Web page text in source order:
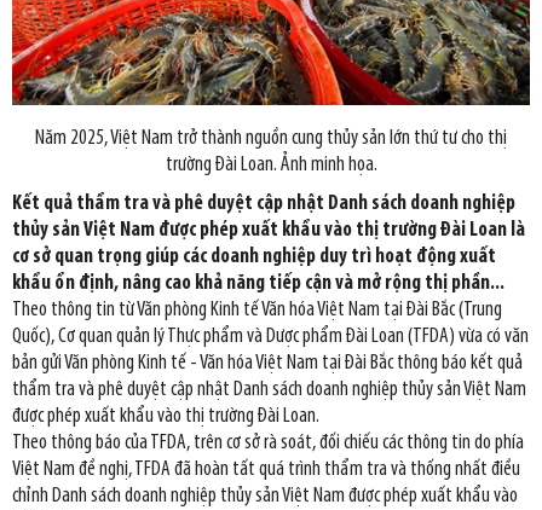
Năm 2025, Việt Nam trở thành nguồn cung thủy sản lớn thứ tư cho thị
trường Đài Loan. Ảnh minh họa.
Kết quả thẩm tra và phê duyệt cập nhật Danh sách doanh nghiệp
thủy sản Việt Nam được phép xuất khẩu vào thị trường Đài Loan là
cơ sở quan trọng giúp các doanh nghiệp duy trì hoạt động xuất
khẩu ổn định, nâng cao khả năng tiếp cận và mở rộng thị phần...
Theo thông tin từ Văn phòng Kinh tế Văn hóa Việt Nam tại Đài Bắc (Trung
Quốc), Cơ quan quản lý Thực phẩm và Dược phẩm Đài Loan (TFDA) vừa có văn
bản gửi Văn phòng Kinh tế - Văn hóa Việt Nam tại Đài Bắc thông báo kết quả
thẩm tra và phê duyệt cập nhật Danh sách doanh nghiệp thủy sản Việt Nam
được phép xuất khẩu vào thị trường Đài Loan.
Theo thông báo của TFDA, trên cơ sở rà soát, đối chiếu các thông tin do phía
Việt Nam đề nghị, TFDA đã hoàn tất quá trình thẩm tra và thống nhất điều
chỉnh Danh sách doanh nghiệp thủy sản Việt Nam được phép xuất khẩu vào